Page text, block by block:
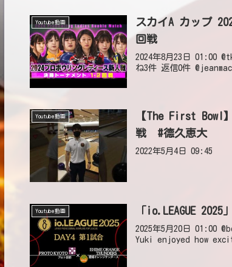
Youtube動画
スカイA カップ
回戦
2024年8月23日 01:00
ね3件 返信0件
Youtube動画
【The First Bowl
戦 #德久恵大
2022年5月4日 09:45
Youtube動画 「io.LEAGUE
2025年5月20日 01:00
Yuki enjoyed how